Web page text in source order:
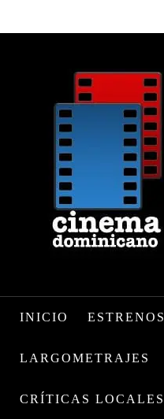
INICIO ESTRENOS
LARGOMETRAJES
CRÍTICAS LOCALES